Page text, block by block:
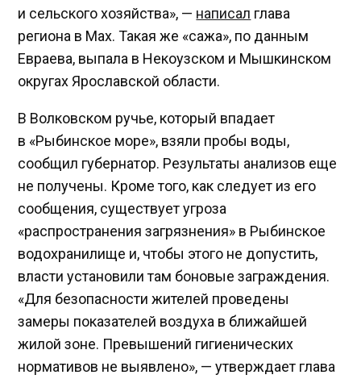
и сельского хозяйства», — написал глава
региона в Max. Такая же «сажа», по данным
Евраева, выпала в Некоузском и Мышкинском
округах Ярославской области.
В Волковском ручье, который впадает
в «Рыбинское море», взяли пробы воды,
сообщил губернатор. Результаты анализов еще
не получены. Кроме того, как следует из его
сообщения, существует угроза
«распространения загрязнения» в Рыбинское
водохранилище и, чтобы этого не допустить,
власти установили там боновые заграждения.
«Для безопасности жителей проведены
замеры показателей воздуха в ближайшей
жилой зоне. Превышений гигиенических
нормативов не выявлено», — утверждает глава